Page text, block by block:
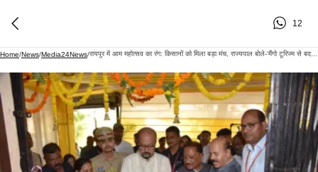
12
Home/News/Media24News/